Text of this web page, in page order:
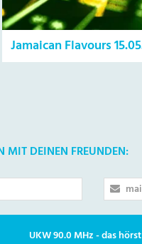
Jamaican Flavours
MIT DEINEN FREUNDEN:
UKW 90.0 MHz - das